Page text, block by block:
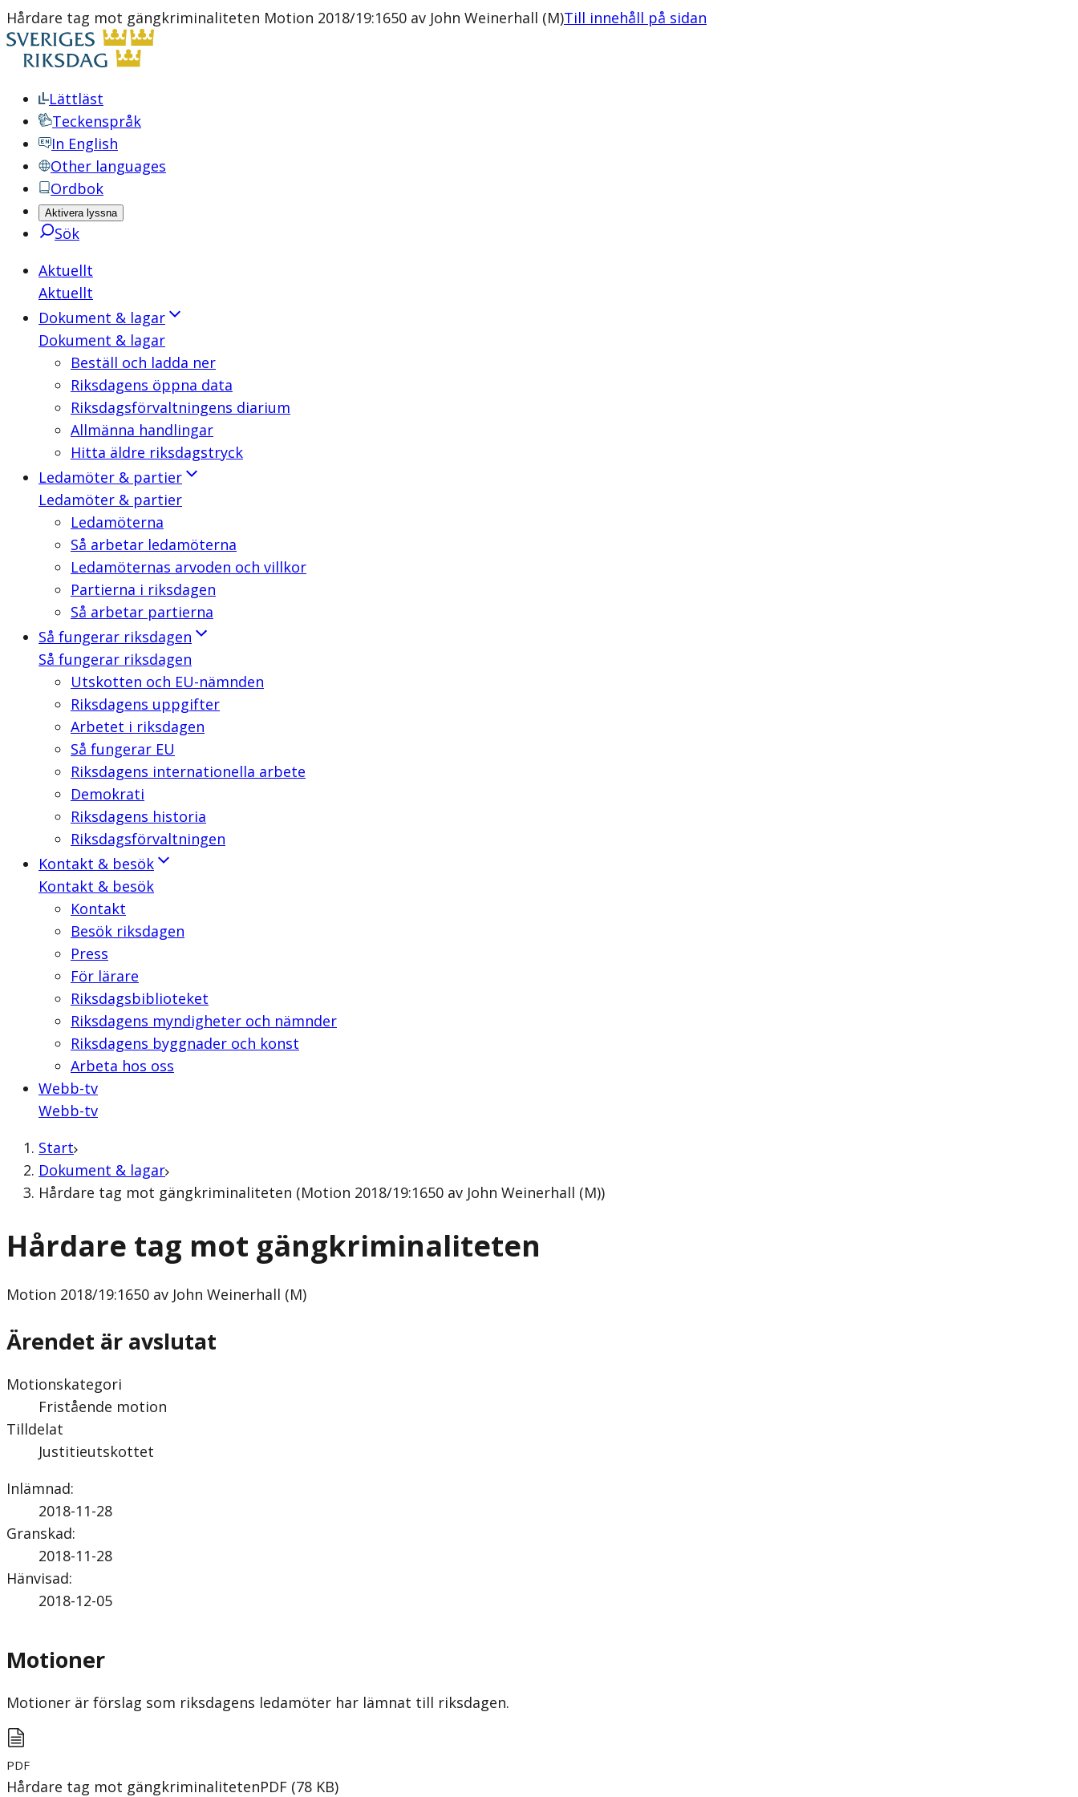
Hårdare tag mot gängkriminaliteten Motion 2018/19:1650 av John Weinerhall (M)Till innehåll på sidan
Lättläst
Teckenspråk
In English
Other languages
Ordbok
Aktivera lyssna
Sök
Aktuellt
Aktuellt
Dokument & lagar
Dokument & lagar
Beställ och ladda ner
Riksdagens öppna data
Riksdagsförvaltningens diarium
Allmänna handlingar
Hitta äldre riksdagstryck
Ledamöter & partier
Ledamöter & partier
Ledamöterna
Så arbetar ledamöterna
Ledamöternas arvoden och villkor
Partierna i riksdagen
Så arbetar partierna
Så fungerar riksdagen
Så fungerar riksdagen
Utskotten och EU-nämnden
Riksdagens uppgifter
Arbetet i riksdagen
Så fungerar EU
Riksdagens internationella arbete
Demokrati
Riksdagens historia
Riksdagsförvaltningen
Kontakt & besök
Kontakt & besök
Kontakt
Besök riksdagen
Press
För lärare
Riksdagsbiblioteket
Riksdagens myndigheter och nämnder
Riksdagens byggnader och konst
Arbeta hos oss
Webb-tv
Webb-tv
Start
Dokument & lagar
Hårdare tag mot gängkriminaliteten (Motion 2018/19:1650 av John Weinerhall (M))
Hårdare tag mot gängkriminaliteten
Motion 2018/19:1650 av John Weinerhall (M)
Ärendet är avslutat
Motionskategori
Fristående motion
Tilldelat
Justitieutskottet
Inlämnad:
2018-11-28
Granskad:
2018-11-28
Hänvisad:
2018-12-05
Motioner
Motioner är förslag som riksdagens ledamöter har lämnat till riksdagen.
PDF
Hårdare tag mot gängkriminalitetenPDF (78 KB)